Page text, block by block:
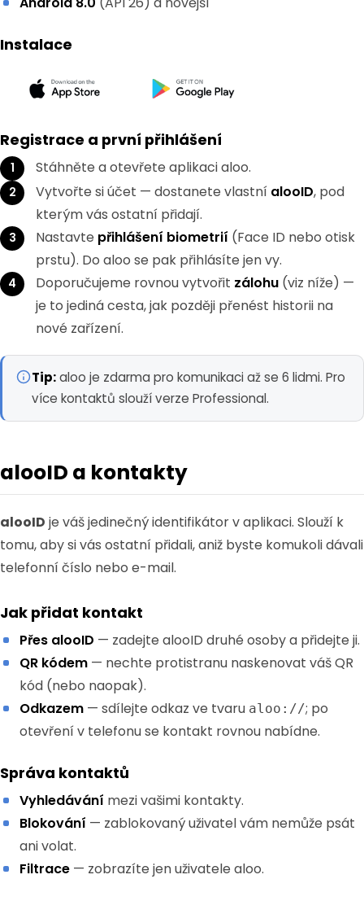
Instalace
Registrace a první přihlášení
Stáhněte a otevřete aplikaci aloo.
Vytvořte si účet — dostanete vlastní alooID, pod
kterým vás ostatní přidají.
Nastavte přihlášení biometrií (Face ID nebo otisk
prstu). Do aloo se pak přihlásíte jen vy.
Doporučujeme rovnou vytvořit zálohu (viz níže) —
je to jediná cesta, jak později přenést historii na
nové zařízení.
Tip:aloo je zdarma pro komunikaci až se 6 lidmi. Pro
více kontaktů slouží verze Professional.
alooID a kontakty
alooID je váš jedinečný identifikátor v aplikaci. Slouží k
tomu, aby si vás ostatní přidali, aniž byste komukoli dávali
telefonní číslo nebo e-mail.
Jak přidat kontakt
Přes alooID — zadejte alooID druhé osoby a přidejte ji.
QR kódem — nechte protistranu naskenovat váš QR
kód (nebo naopak).
Odkazem — sdílejte odkaz ve tvaru aloo://; po
otevření v telefonu se kontakt rovnou nabídne.
Správa kontaktů
Vyhledávání mezi vašimi kontakty.
Blokování — zablokovaný uživatel vám nemůže psát
ani volat.
Filtrace — zobrazíte jen uživatele aloo.